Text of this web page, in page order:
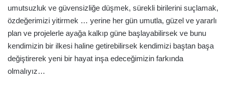
umutsuzluk ve güvensizliğe düşmek, sürekli birilerini suçlamak,
özdeğerimizi yitirmek … yerine her gün umutla, güzel ve yararlı
plan ve projelerle ayağa kalkıp güne başlayabilirsek ve bunu
kendimizin bir ilkesi haline getirebilirsek kendimizi baştan başa
değiştirerek yeni bir hayat inşa edeceğimizin farkında
olmalıyız…